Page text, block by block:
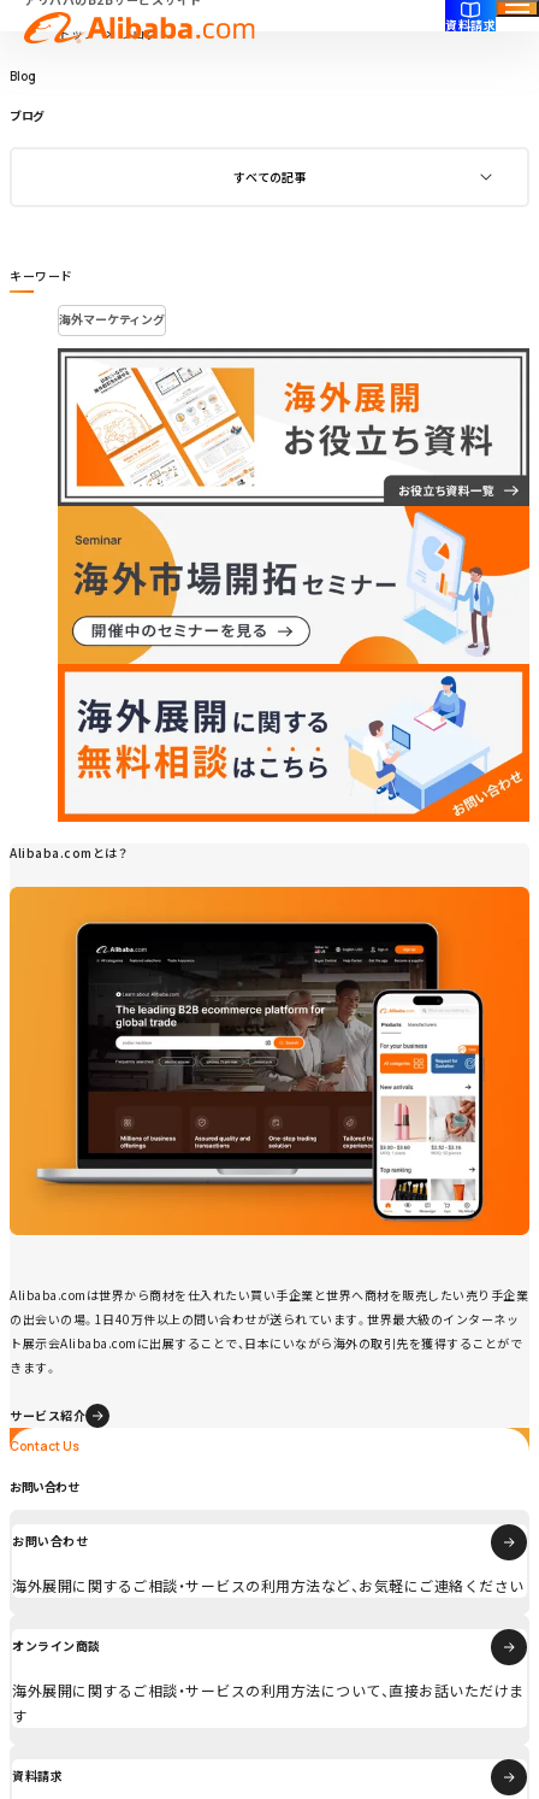
資料請求
トップ ブログ
Blog
Blog
ブログ
すべての記事
キーワード
海外マーケティング
Alibaba.comとは？
Alibaba.comは世界から商材を仕入れたい買い手企業と世界へ商材を販売したい売り手企業
の出会いの場。1日40万件以上の問い合わせが送られています。世界最大級のインターネッ
ト展示会Alibaba.comに出展することで、日本にいながら海外の取引先を獲得することがで
きます。
サービス紹介
Contact Us
Contact Us
お問い合わせ
お問い合わせ
海外展開に関するご相談・サービスの利用方法など、お気軽にご連絡ください
オンライン商談
海外展開に関するご相談・サービスの利用方法について、直接お話いただけま
す
資料請求